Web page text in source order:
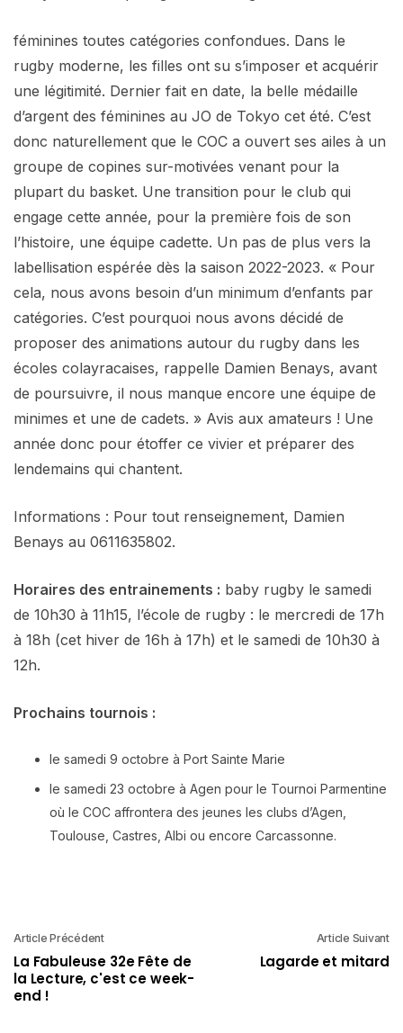
féminines toutes catégories confondues. Dans le
rugby moderne, les filles ont su s’imposer et acquérir
une légitimité. Dernier fait en date, la belle médaille
d’argent des féminines au JO de Tokyo cet été. C’est
donc naturellement que le COC a ouvert ses ailes à un
groupe de copines sur-motivées venant pour la
plupart du basket. Une transition pour le club qui
engage cette année, pour la première fois de son
l’histoire, une équipe cadette. Un pas de plus vers la
labellisation espérée dès la saison 2022-2023. « Pour
cela, nous avons besoin d’un minimum d’enfants par
catégories. C’est pourquoi nous avons décidé de
proposer des animations autour du rugby dans les
écoles colayracaises, rappelle Damien Benays, avant
de poursuivre, il nous manque encore une équipe de
minimes et une de cadets. » Avis aux amateurs ! Une
année donc pour étoffer ce vivier et préparer des
lendemains qui chantent.
Informations : Pour tout renseignement, Damien
Benays au 0611635802.
Horaires des entrainements : baby rugby le samedi
de 10h30 à 11h15, l’école de rugby : le mercredi de 17h
à 18h (cet hiver de 16h à 17h) et le samedi de 10h30 à
12h.
Prochains tournois :
le samedi 9 octobre à Port Sainte Marie
le samedi 23 octobre à Agen pour le Tournoi Parmentine
où le COC affrontera des jeunes les clubs d’Agen,
Toulouse, Castres, Albi ou encore Carcassonne.
Article Précédent
La Fabuleuse 32e Fête de
la Lecture, c'est ce week-
end !
Article Suivant
Lagarde et mitard